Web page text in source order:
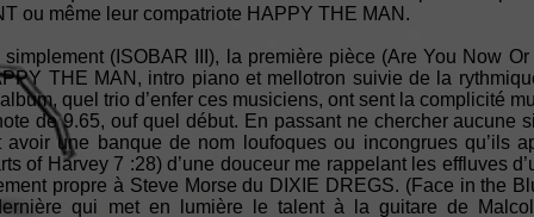
ou même leur compatriote HAPPY THE MAN.
(ISOBAR III), la première pièce (Are You Now
THE MAN, intro piano et mellotron suivie de la
quel trio d’enfer ces musiciens, ont sent la complicité
de 9.65, ouf quel début. En passant ne chercher aucune
une banque de nom loufoques ou incongrues qu’ils
of Harvey 7 :28) d’une douceur me rappelant les effluves
propre à Steve Morse du DIXIE DREGS. (Face in the
qui met en lumière le talent à la guitare de